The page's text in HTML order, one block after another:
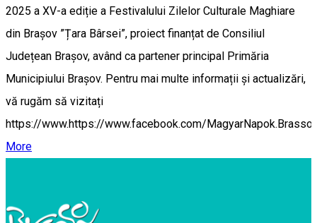
2025 a XV-a ediție a Festivalului Zilelor Culturale Maghiare
din Brașov ”Țara Bârsei”, proiect finanțat de Consiliul
Județean Brașov, având ca partener principal Primăria
Municipiului Brașov. Pentru mai multe informații și actualizări,
vă rugăm să vizitați
https://www.https://www.facebook.com/MagyarNapok.Brasso.
More